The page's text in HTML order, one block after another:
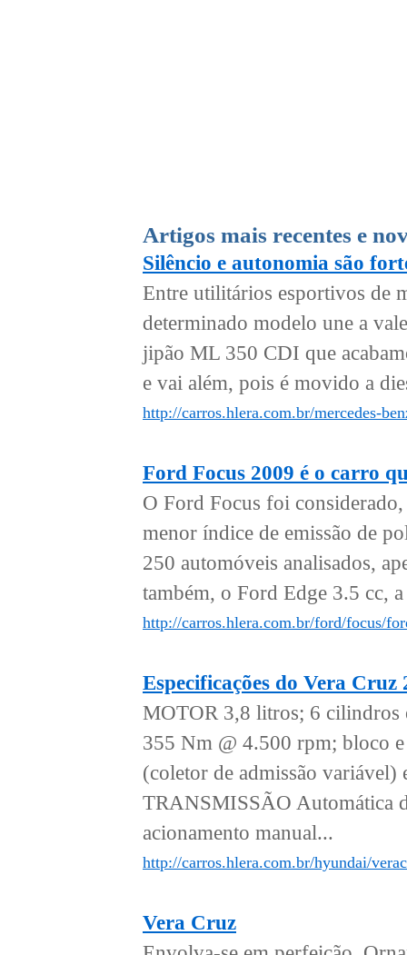
Artigos mais recentes e
Silêncio e autonomia são
Entre utilitários esportivos de
determinado modelo une a
jipão ML 350 CDI que
e vai além, pois é movido a
http://carros.hlera.com.br/mercedes-
Ford Focus 2009 é o carro
O Ford Focus foi
menor índice de emissão de
250 automóveis analisados,
também, o Ford Edge 3.5 cc,
http://carros.hlera.com.br/ford/focus/
Especificações do Vera Cruz
MOTOR 3,8 litros; 6 cilindros
355 Nm @ 4.500 rpm; bloco
(coletor de admissão
TRANSMISSÃO Automática
acionamento manual...
http://carros.hlera.com.br/hyundai/
Vera Cruz